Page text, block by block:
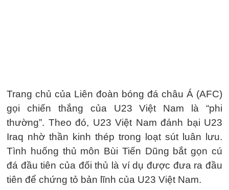
Trang chủ của Liên đoàn bóng đá châu Á (AFC)
gọi chiến thắng của U23 Việt Nam là “phi
thường”. Theo đó, U23 Việt Nam đánh bại U23
Iraq nhờ thần kinh thép trong loạt sút luân lưu.
Tình huống thủ môn Bùi Tiến Dũng bắt gọn cú
đá đầu tiên của đối thủ là ví dụ được đưa ra đầu
tiên để chứng tỏ bản lĩnh của U23 Việt Nam.